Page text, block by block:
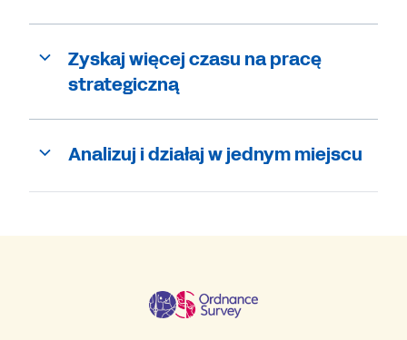
Zyskaj więcej czasu na pracę
strategiczną
Analizuj i działaj w jednym miejscu